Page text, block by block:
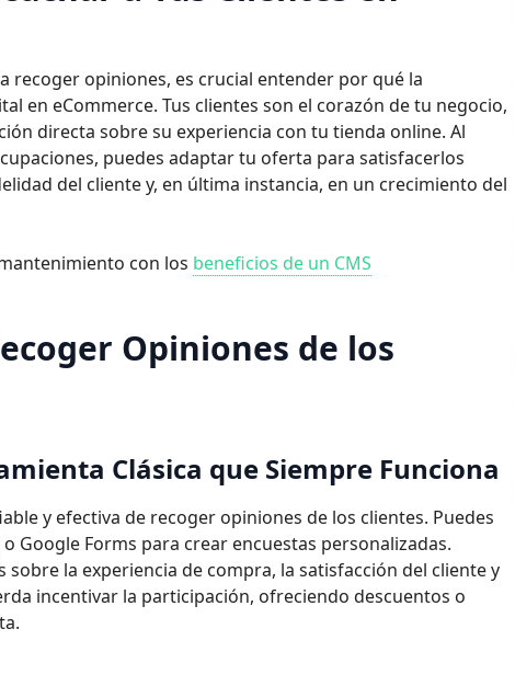
recoger opiniones, es crucial entender por qué la
en eCommerce. Tus clientes son el corazón de tu negocio,
directa sobre su experiencia con tu tienda online. Al
puedes adaptar tu oferta para satisfacerlos
del cliente y, en última instancia, en un crecimiento del
con los beneficios de un CMS
Opiniones de los
Clásica que Siempre Funciona
y efectiva de recoger opiniones de los clientes. Puedes
Google Forms para crear encuestas personalizadas.
la experiencia de compra, la satisfacción del cliente y
incentivar la participación, ofreciendo descuentos o